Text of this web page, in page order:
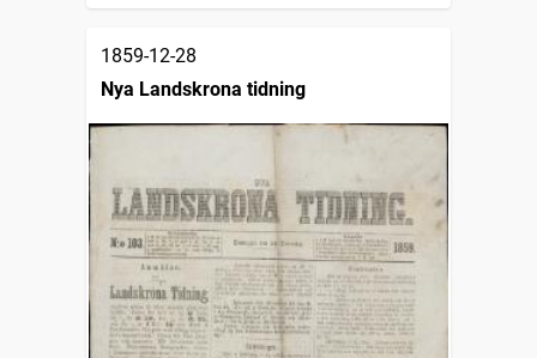
1859-12-28
Nya Landskrona tidning